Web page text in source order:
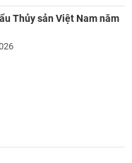
Thủy sản Việt Nam năm